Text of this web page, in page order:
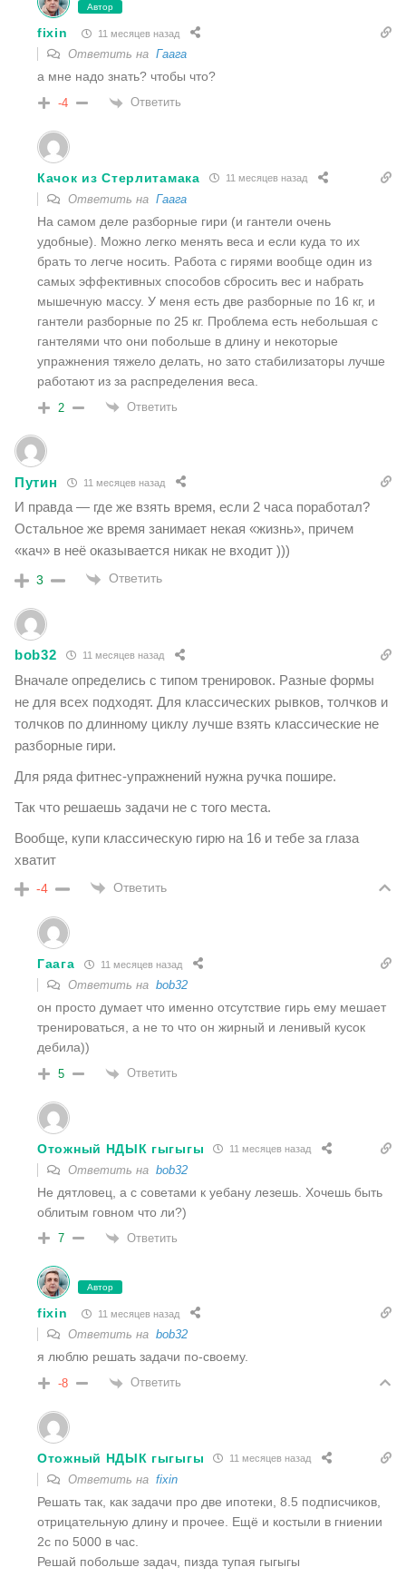
Автор
fixin 11 месяцев назад
Ответить на Гаага
а мне надо знать? чтобы что?
-4 Ответить
Качок из Стерлитамака 11 месяцев назад
Ответить на Гаага
На самом деле разборные гири (и гантели очень
удобные). Можно легко менять веса и если куда то их
брать то легче носить. Работа с гирями вообще один из
самых эффективных способов сбросить вес и набрать
мышечную массу. У меня есть две разборные по 16 кг, и
гантели разборные по 25 кг. Проблема есть небольшая с
гантелями что они побольше в длину и некоторые
упражнения тяжело делать, но зато стабилизаторы лучше
работают из за распределения веса.
2 Ответить
Путин 11 месяцев назад
И правда — где же взять время, если 2 часа поработал?
Остальное же время занимает некая «жизнь», причем
«кач» в неё оказывается никак не входит )))
3 Ответить
bob32 11 месяцев назад
Вначале определись с типом тренировок. Разные формы
не для всех подходят. Для классических рывков, толчков и
толчков по длинному циклу лучше взять классические не
разборные гири.
Для ряда фитнес-упражнений нужна ручка пошире.
Так что решаешь задачи не с того места.
Вообще, купи классическую гирю на 16 и тебе за глаза
хватит
-4 Ответить
Гаага 11 месяцев назад
Ответить на bob32
он просто думает что именно отсутствие гирь ему мешает
тренироваться, а не то что он жирный и ленивый кусок
дебила))
5 Ответить
Отожный НДЫК гыгыгы 11 месяцев назад
Ответить на bob32
Не дятловец, а с советами к уебану лезешь. Хочешь быть
облитым говном что ли?)
7 Ответить
Автор
fixin 11 месяцев назад
Ответить на bob32
я люблю решать задачи по-своему.
-8 Ответить
Отожный НДЫК гыгыгы 11 месяцев назад
Ответить на fixin
Решать так, как задачи про две ипотеки, 8.5 подписчиков,
отрицательную длину и прочее. Ещё и костыли в гниении
2с по 5000 в час.
Решай побольше задач, пизда тупая гыгыгы